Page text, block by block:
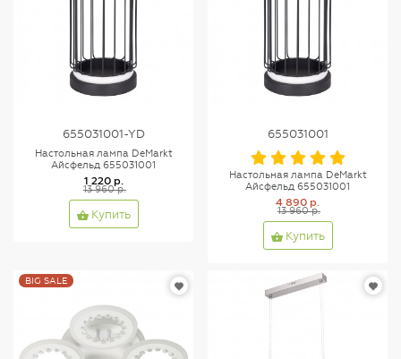
655031001-YD
Настольная лампа DeMarkt
Айсфельд 655031001
1 220 р.
13 960 р.
Купить
655031001
Настольная лампа DeMarkt
Айсфельд 655031001
4 890 р.
13 960 р.
Купить
BIG SALE